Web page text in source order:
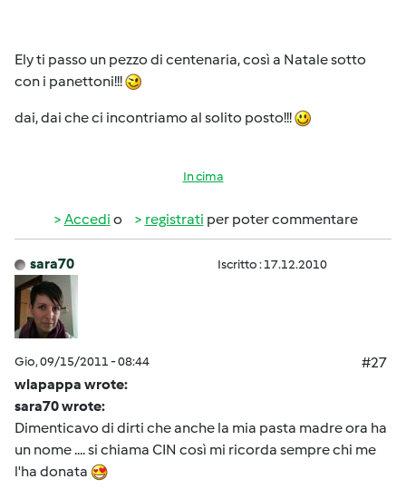
Ely ti passo un pezzo di centenaria, così a Natale sotto
con i panettoni!!!
dai, dai che ci incontriamo al solito posto!!!
In cima
Accedi o registrati per poter commentare
sara70 Iscritto : 17.12.2010
Gio, 09/15/2011 - 08:44
#27
wlapappa wrote:
sara70 wrote:
Dimenticavo di dirti che anche la mia pasta madre ora ha
un nome .... si chiama CIN così mi ricorda sempre chi me
l'ha donata